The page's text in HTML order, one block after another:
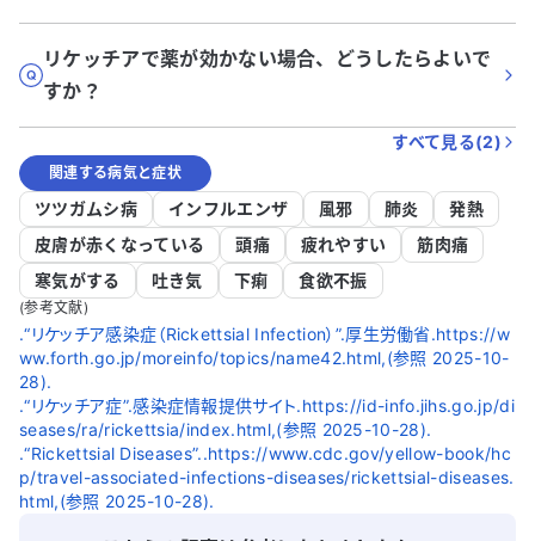
リケッチアで薬が効かない場合、どうしたらよいで
すか？
すべて見る(2)
関連する病気と症状
ツツガムシ病 インフルエンザ 風邪 肺炎
発熱
皮膚が赤くなっている
頭痛 疲れやすい
筋肉痛
寒気がする
吐き気 下痢 食欲不振
(参考文献)
.“リケッチア感染症（Rickettsial Infection）”.厚生労働省.https://w
ww.forth.go.jp/moreinfo/topics/name42.html,(参照 2025-10-
28).
.“リケッチア症”.感染症情報提供サイト.https://id-info.jihs.go.jp/di
seases/ra/rickettsia/index.html,(参照 2025-10-28).
.“Rickettsial Diseases”..https://www.cdc.gov/yellow-book/hc
p/travel-associated-infections-diseases/rickettsial-diseases.
html,(参照 2025-10-28).